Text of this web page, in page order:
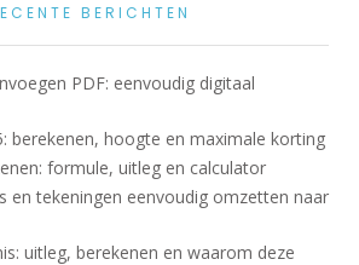
BERICHTEN
PDF: eenvoudig digitaal
berekenen, hoogte en maximale korting
formule, uitleg en calculator
en tekeningen eenvoudig omzetten naar
uitleg, berekenen en waarom deze